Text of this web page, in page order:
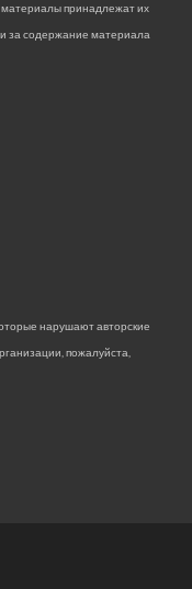
материалы принадлежат их
за содержание материала
нарушают авторские
пожалуйста,